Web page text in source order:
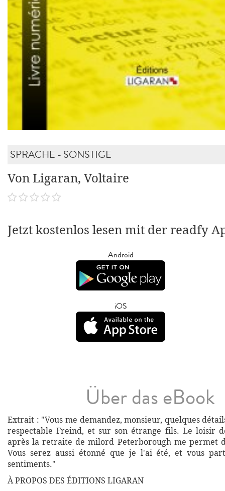
SPRACHE - SONSTIGE
Von Ligaran, Voltaire
Jetzt kostenlos lesen mit der readfy
Android
iOS
Über das eBook
Extrait : "Vous me demandez, monsieur, quelques
respectable Freind, et sur son étrange fils. Le loisir
après la retraite de milord Peterborough me permet
Vous serez aussi étonné que je l'ai été, et vous
sentiments."
À PROPOS DES ÉDITIONS LIGARAN